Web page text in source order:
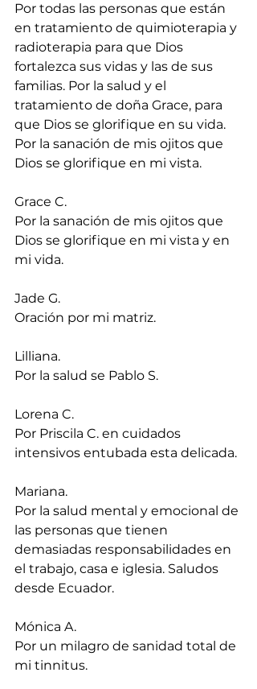
Por todas las personas que están
en tratamiento de quimioterapia y
radioterapia para que Dios
fortalezca sus vidas y las de sus
familias. Por la salud y el
tratamiento de doña Grace, para
que Dios se glorifique en su vida.
Por la sanación de mis ojitos que
Dios se glorifique en mi vista.
Grace C.
Por la sanación de mis ojitos que
Dios se glorifique en mi vista y en
mi vida.
Jade G.
Oración por mi matriz.
Lilliana.
Por la salud se Pablo S.
Lorena C.
Por Priscila C. en cuidados
intensivos entubada esta delicada.
Mariana.
Por la salud mental y emocional de
las personas que tienen
demasiadas responsabilidades en
el trabajo, casa e iglesia. Saludos
desde Ecuador.
Mónica A.
Por un milagro de sanidad total de
mi tinnitus.